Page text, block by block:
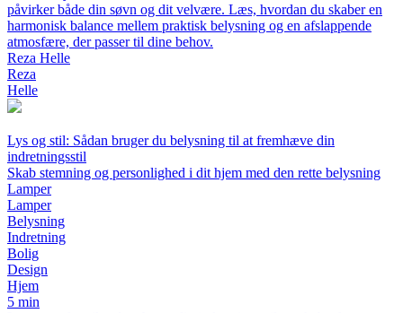
påvirker både din søvn og dit velvære. Læs, hvordan du skaber en
harmonisk balance mellem praktisk belysning og en afslappende
atmosfære, der passer til dine behov.
Reza Helle
Reza
Helle
Lys og stil: Sådan bruger du belysning til at fremhæve din
indretningsstil
Skab stemning og personlighed i dit hjem med den rette belysning
Lamper
Lamper
Belysning
Indretning
Bolig
Design
Hjem
5 min